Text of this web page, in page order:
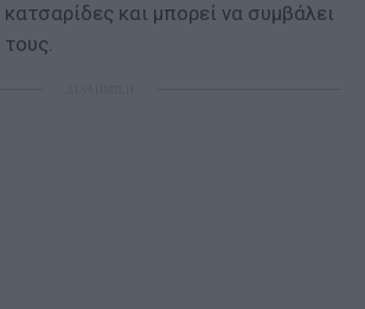
και μπορεί να συμβάλει